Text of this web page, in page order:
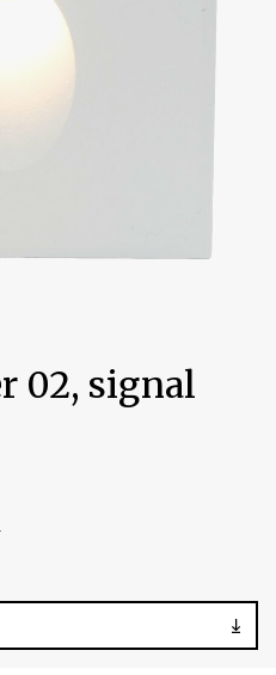
02, signal